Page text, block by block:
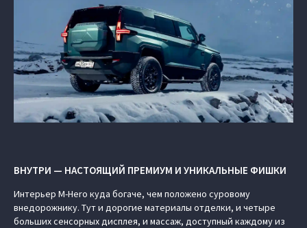
ВНУТРИ — НАСТОЯЩИЙ ПРЕМИУМ И УНИКАЛЬНЫЕ ФИШКИ
Интерьер M-Hero куда богаче, чем положено суровому
внедорожнику. Тут и дорогие материалы отделки, и четыре
больших сенсорных дисплея, и массаж, доступный каждому из